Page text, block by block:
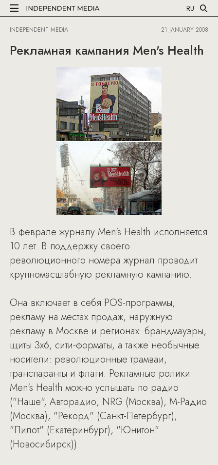
RU
INDEPENDENT MEDIA 21 JANUARY 2008
Рекламная кампания Men's Health
В феврале журналу Men's Health исполняется
10 лет. В поддержку своего
революционного номера журнал проводит
крупномасштабную рекламную кампанию.
Она включает в себя POS-программы,
рекламу на местах продаж, наружную
рекламу в Москве и регионах: брандмауэры,
щиты 3х6, сити-форматы, а также необычные
носители: революционные трамваи,
транспаранты и флаги. Рекламные ролики
Men's Health можно услышать по радио
("Наше", Авторадио, NRG (Москва), М-Радио
(Москва), "Рекорд" (Санкт-Петербург),
"Пилот" (Екатеринбург), "Юнитон"
(Новосибирск)).